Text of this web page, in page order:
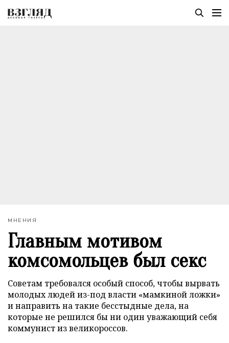
МНЕНИЯ
Главным мотивом
комсомольцев был секс
Советам требовался особый способ, чтобы вырвать
молодых людей из-под власти «мамкиной ложки»
и направить на такие бесстыдные дела, на
которые не решился бы ни один уважающий себя
коммунист из великороссов.